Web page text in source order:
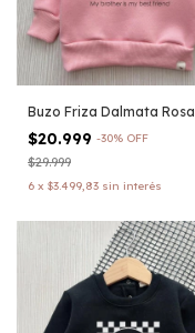
Buzo Friza Dalmata Rosa
$20.999 -30% OFF
$29.999
6 x $3.499,83 sin interés